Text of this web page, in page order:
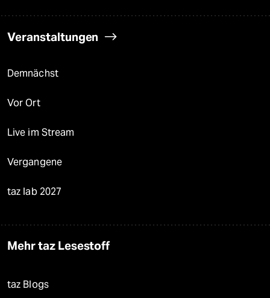
Veranstaltungen
Demnächst
Vor Ort
Live im Stream
Vergangene
taz lab 2027
Mehr taz Lesestoff
taz Blogs